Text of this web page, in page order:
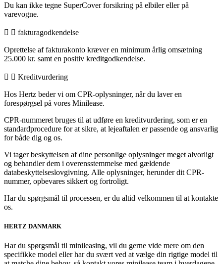
Du kan ikke tegne SuperCover forsikring på elbiler eller på
varevogne.
fakturagodkendelse
Oprettelse af fakturakonto kræver en minimum årlig omsætning
25.000 kr. samt en positiv kreditgodkendelse.
Kreditvurdering
Hos Hertz beder vi om CPR-oplysninger, når du laver en
forespørgsel på vores Minilease.
CPR-nummeret bruges til at udføre en kreditvurdering, som er en
standardprocedure for at sikre, at lejeaftalen er passende og ansvarlig
for både dig og os.
Vi tager beskyttelsen af dine personlige oplysninger meget alvorligt
og behandler dem i overensstemmelse med gældende
databeskyttelseslovgivning. Alle oplysninger, herunder dit CPR-
nummer, opbevares sikkert og fortroligt.
Har du spørgsmål til processen, er du altid velkommen til at kontakte
os.
HERTZ DANMARK
Har du spørgsmål til minileasing, vil du gerne vide mere om den
specifikke model eller har du svært ved at vælge din rigtige model til